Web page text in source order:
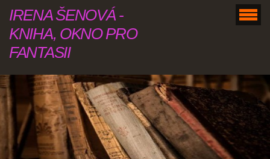
IRENA ŠENOVÁ -
KNIHA, OKNO PRO
FANTASII